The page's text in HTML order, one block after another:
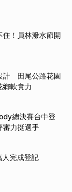
住！員林潑水節開
計 田尾公路花園
鄉軟實力
總決賽台中登
力挺選手
完成登記